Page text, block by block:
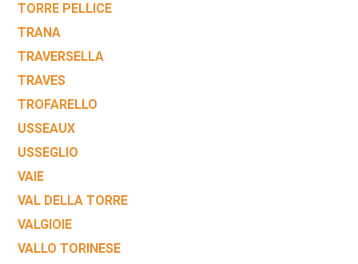
TORRE PELLICE
TRANA
TRAVERSELLA
TRAVES
TROFARELLO
USSEAUX
USSEGLIO
VAIE
VAL DELLA TORRE
VALGIOIE
VALLO TORINESE